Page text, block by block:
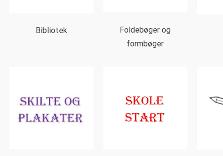
Bibliotek
Foldebøger og
formbøger